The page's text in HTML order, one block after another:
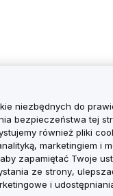
niezbędnych do
bezpieczeństwa tej
również pliki
marketingiem i
zapamiętać Twoje
ze strony,
i